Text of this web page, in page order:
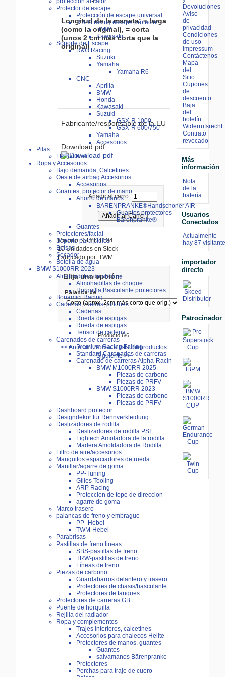
Protector de escape
Protección de escape universal
R & G racing escape protector
BMW
Kawasaki
Soporte de Escape
R&G Racing
Suzuki
Yamaha
Yamaha R6
CNC
Aprilia
BMW
Honda
Kawasaki
Suzuki
GSX-R 1000
GSX-R 600/750
Yamaha
Accesorios
Pilas
LP Batterie
Ropa y Accesorios
Bajo demanda, Calcetines
Oeste de airbag Accesorios
Accesorios
Guantes, protector de mano
Ahorro de manos
BÄRENPRANKE®Handschoner AIR
Guantes protectores
Bärenpranke®
Guantes
Protectores/facial
Soporte para pieles
Bolsas
Secador
Botella de agua
BMW S1000RR 2023-
Almohadillas de choque
Almohadillas de choque
Horquilla,Basculante protectores
Bonamici Racing
Cadenas, ruedas, pinones
Cadenas
Rueda de espigas
Rueda de espigas
Tensor de cadena
Carenados de carreras
Premium Racing Fairing
Standard Carenados de carreras
Carenado de carreras Alpha-Racin
BMW M1000RR 2025-
Piezas de carbono
Piezas de PRFV
BMW S1000RR 2023-
Piezas de carbono
Piezas de PRFV
Dashboard protector
Designdekor für Rennverkleidung
Deslizadores de rodilla
Deslizadores de rodilla PSI
Lightech Amoladora de la rodilla
Madera Amoldadora de Rodilla
Filtro de aire/accesorios
Manguitos espaciadores de rueda
Manillar/agarre de goma
PP-Tuning
Gilles Tooling
ARP Racing
Proteccion de tope de direccion
agarre de goma
Marco trasero
palancas de freno y embrague
PP- Hebel
TWM-Hebel
Parabrisas
Pastillas de freno lineas
SBS-pastillas de freno
TRW-pastillas de freno
Líneas de freno
Piezas de carbono
Guardabarros delantero y trasero
Protectores de chasis/basculante
Protectores de tanques
Protectores de carreras GB
Puente de horquilla
Rejilla del radiador
Ropa y complementos
Trajes interiores, calcetines
Accesorios para chalecos Helite
Protectores de manos, guantes
Guantes
salvamanos Bärenpranke
Protectores
Perchas para traje de cuero
Longitud de la maneta: = larga
(como la original), = corta
(unos 2 cm más corta que la
original)
Fabricante/responsable de la EU
Download pdf:
Añadir al carro:
Modelo: 9-LYD.R.04
10 Unidades en Stock
Fabricado por: TWM
Elija una opción:
Palanca de
Producto 6/6
<< Anterior Volver a lista de productos
Siguiente >>
Devoluciones
Aviso
de
privacidad
Condiciones
de uso
Impressum
Contáctenos
Mapa
del
Sitio
Cupones
de
descuento
Baja
del
boletín
Widerrufsrecht
Contrato
revocado
Más
información
Nota
de la
batería
Usuarios
Conectados
Actualmente
hay 87
importador
directo
Patrocinador